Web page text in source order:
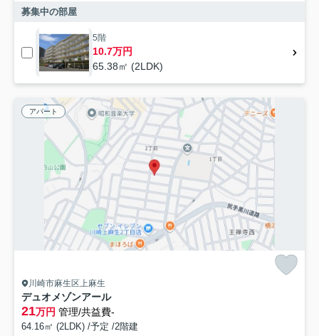
募集中の部屋
5階
10.7万円
65.38㎡ (2LDK)
アパート
川崎市麻生区上麻生
デュオメゾンアール
21万円 管理/共益費-
64.16㎡ (2LDK) /予定 /2階建